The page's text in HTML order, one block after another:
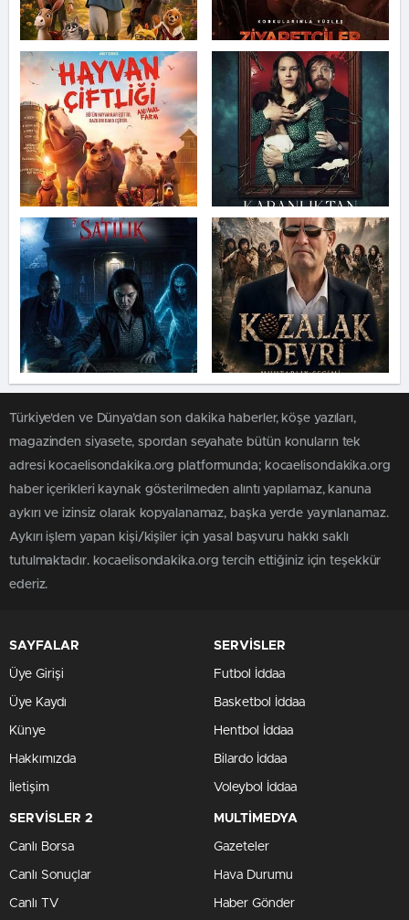
Türkiye'den ve Dünya’dan son dakika haberler, köşe yazıları,
magazinden siyasete, spordan seyahate bütün konuların tek
adresi kocaelisondakika.org platformunda; kocaelisondakika.org
haber içerikleri kaynak gösterilmeden alıntı yapılamaz, kanuna
aykırı ve izinsiz olarak kopyalanamaz, başka yerde yayınlanamaz.
Aykırı işlem yapan kişi/kişiler için yasal başvuru hakkı saklı
tutulmaktadır. kocaelisondakika.org tercih ettiğiniz için teşekkür
ederiz.
SAYFALAR
Üye Girişi
Üye Kaydı
Künye
Hakkımızda
İletişim
SERVİSLER
Futbol İddaa
Basketbol İddaa
Hentbol İddaa
Bilardo İddaa
Voleybol İddaa
SERVİSLER 2
Canlı Borsa
Canlı Sonuçlar
Canlı TV
MULTİMEDYA
Gazeteler
Hava Durumu
Haber Gönder